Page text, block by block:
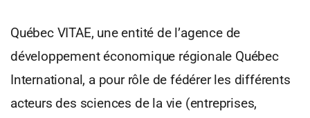
Québec VITAE, une entité de l’agence de
développement économique régionale Québec
International, a pour rôle de fédérer les différents
acteurs des sciences de la vie (entreprises,